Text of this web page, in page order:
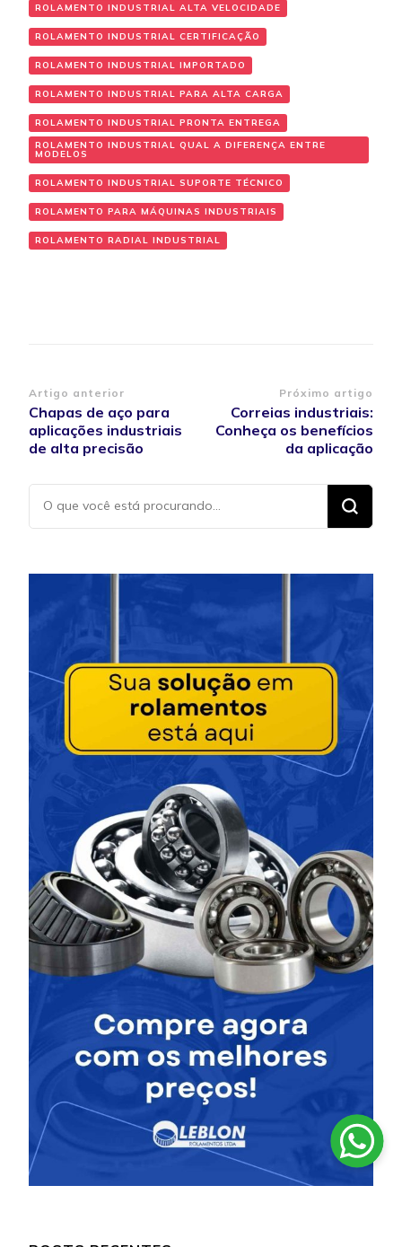
ROLAMENTO INDUSTRIAL ALTA VELOCIDADE
ROLAMENTO INDUSTRIAL CERTIFICAÇÃO
ROLAMENTO INDUSTRIAL IMPORTADO
ROLAMENTO INDUSTRIAL PARA ALTA CARGA
ROLAMENTO INDUSTRIAL PRONTA ENTREGA
ROLAMENTO INDUSTRIAL QUAL A DIFERENÇA ENTRE
MODELOS
ROLAMENTO INDUSTRIAL SUPORTE TÉCNICO
ROLAMENTO PARA MÁQUINAS INDUSTRIAIS
ROLAMENTO RADIAL INDUSTRIAL
Navegação de post
Artigo anterior
Chapas de aço para
aplicações industriais
de alta precisão
Próximo artigo
Correias industriais:
Conheça os benefícios
da aplicação